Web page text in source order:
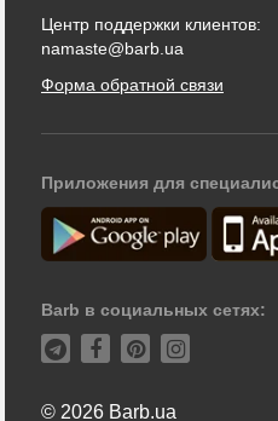
Центр поддержки клиентов:
namaste@barb.ua
Форма обратной связи
Приложения для
Barb в социальных сетях:
© 2026 Barb.ua